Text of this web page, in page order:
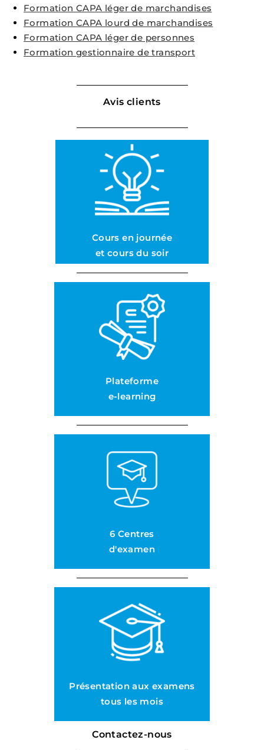
Formation CAPA léger de marchandises
Formation CAPA lourd de marchandises
Formation CAPA léger de personnes
Formation gestionnaire de transport
Avis clients
Cours en journée
et cours du soir
Plateforme
e-learning
6 Centres
d'examen
Présentation aux examens
tous les mois
Contactez-nous